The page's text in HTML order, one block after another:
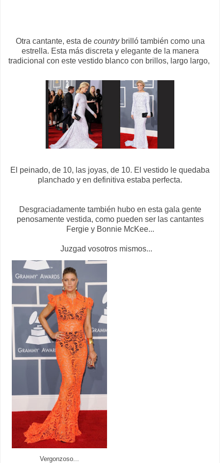
Otra cantante, esta de countrybrilló también como una
estrella. Esta más discreta y elegante de la manera
tradicional con este vestido blanco con brillos, largo largo,
El peinado, de 10, las joyas, de 10. El vestido le quedaba
planchado y en definitiva estaba perfecta.
Desgraciadamente también hubo en esta gala gente
penosamente vestida, como pueden ser las cantantes
Fergie y Bonnie McKee...
Juzgad vosotros mismos...
Vergonzoso...